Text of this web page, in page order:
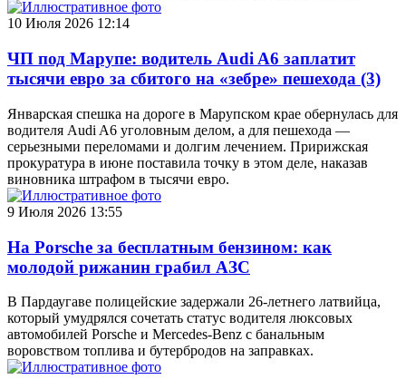
10 Июля 2026 12:14
ЧП под Марупе: водитель Audi A6 заплатит
тысячи евро за сбитого на «зебре» пешехода (3)
Январская спешка на дороге в Марупском крае обернулась для
водителя Audi A6 уголовным делом, а для пешехода —
серьезными переломами и долгим лечением. Пририжская
прокуратура в июне поставила точку в этом деле, наказав
виновника штрафом в тысячи евро.
9 Июля 2026 13:55
На Porsche за бесплатным бензином: как
молодой рижанин грабил АЗС
В Пардаугаве полицейские задержали 26-летнего латвийца,
который умудрялся сочетать статус водителя люксовых
автомобилей Porsche и Mercedes-Benz с банальным
воровством топлива и бутербродов на заправках.